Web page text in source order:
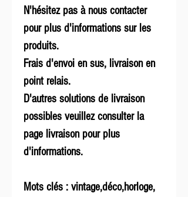
N'hésitez pas à nous contacter
pour plus d'informations sur les
produits.
Frais d'envoi en sus, livraison en
point relais.
D'autres solutions de livraison
possibles veuillez consulter la
page livraison pour plus
d'informations.
Mots clés : vintage,déco,horloge,